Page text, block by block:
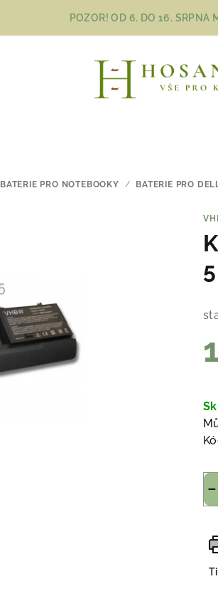
POZOR! OD 6. DO 16. SRPNA
BATERIE PRO NOTEBOOKY / BATERIE PRO
−